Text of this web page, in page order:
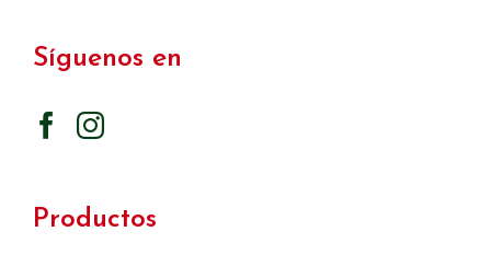
Síguenos en
Productos